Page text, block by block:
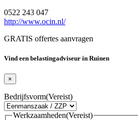
0522 243 047
http://www.ocin.nl/
GRATIS offertes aanvragen
Vind een belastingadviseur in Ruinen
×
Bedrijfsvorm(Vereist)
Werkzaamheden(Vereist)